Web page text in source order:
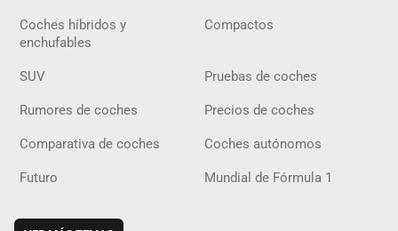
Coches híbridos y
enchufables
Compactos
SUV Pruebas de coches
Rumores de coches Precios de coches
Comparativa de coches Coches autónomos
Futuro Mundial de Fórmula 1